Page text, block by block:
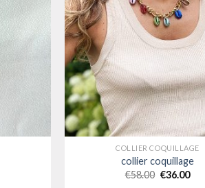
COLLIER COQUILLAGE
collier coquillage
€58.00 €36.00